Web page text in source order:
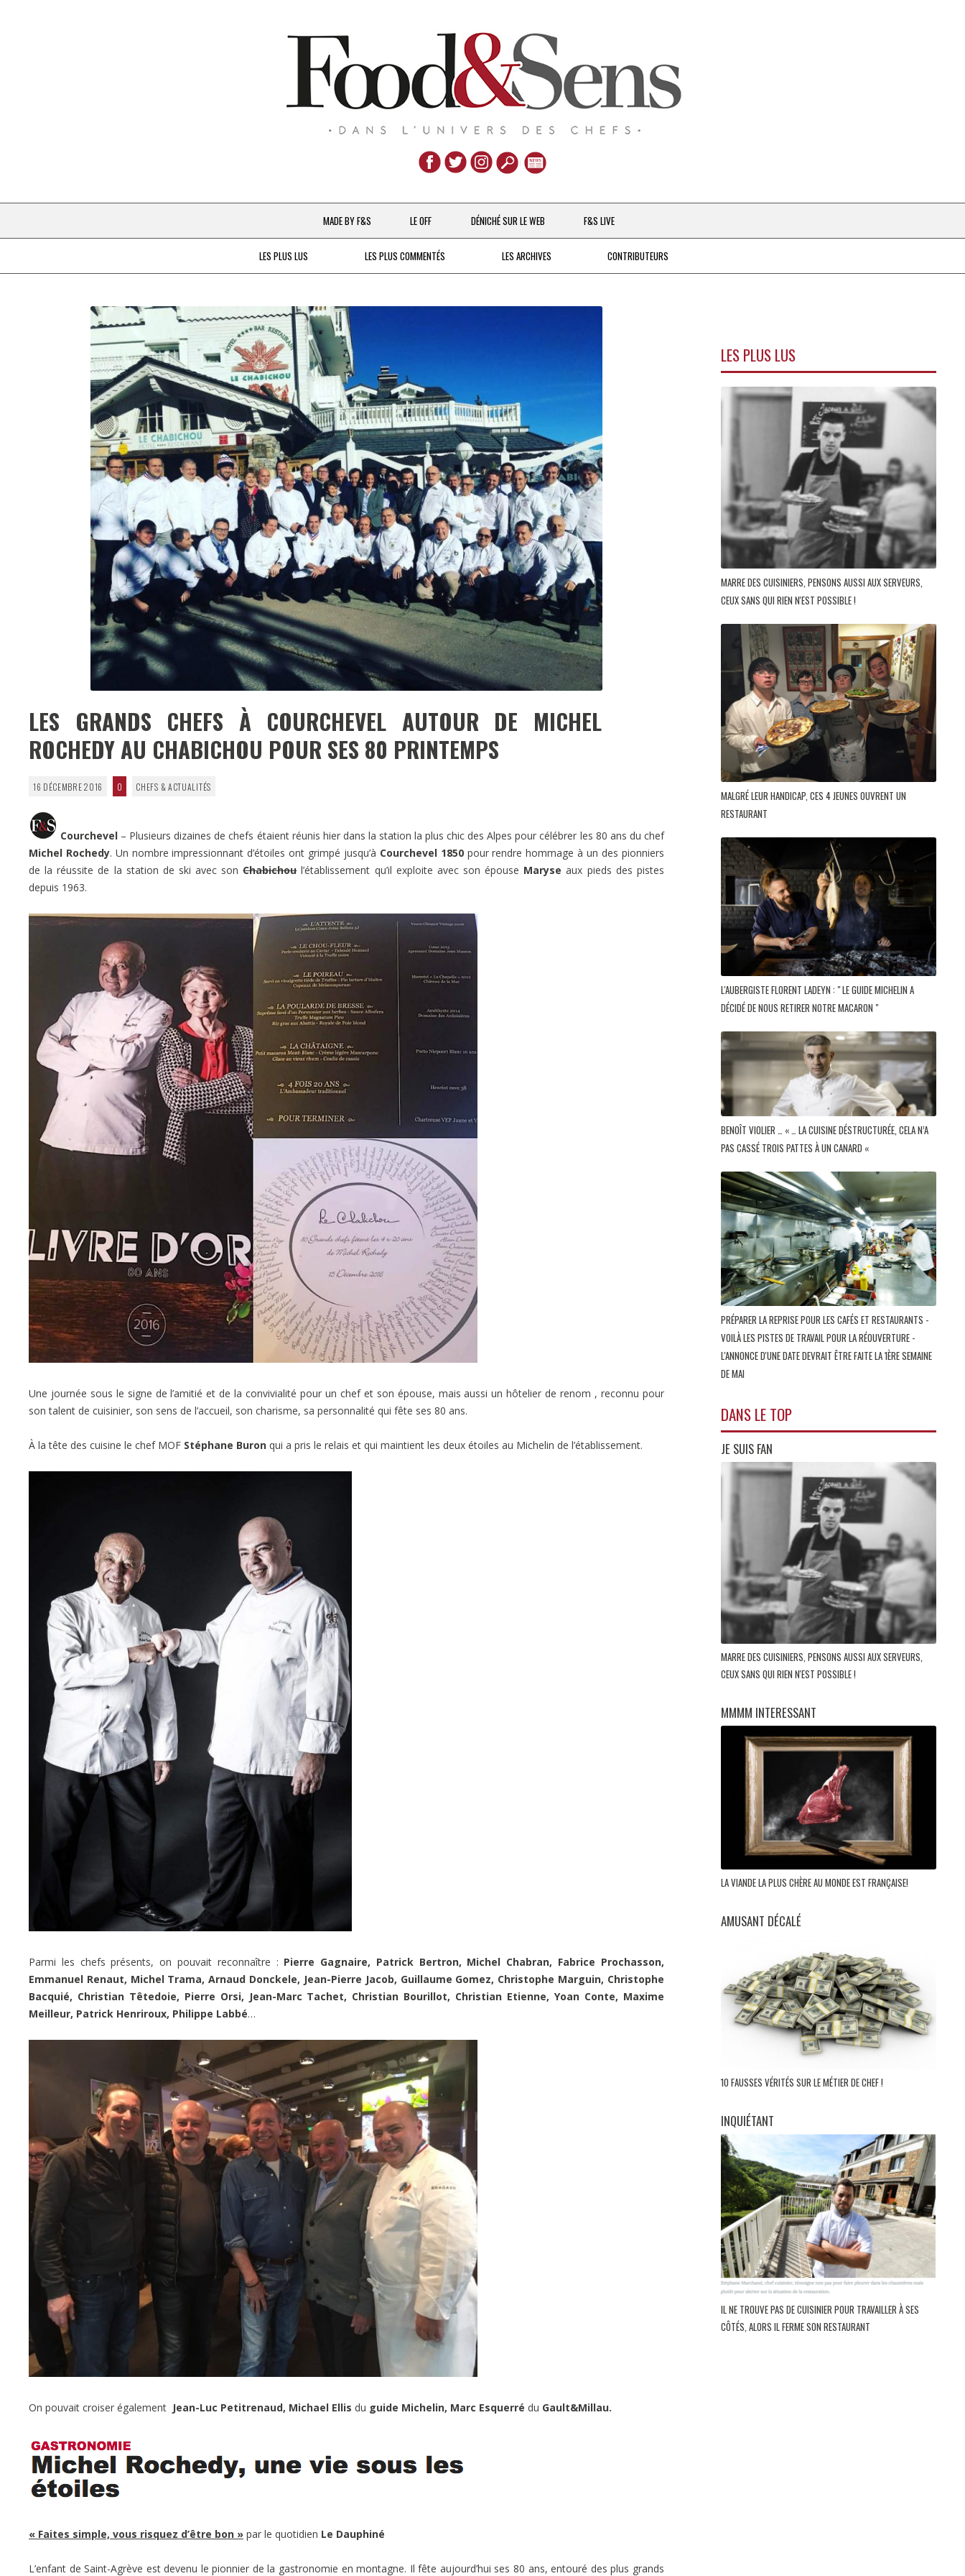
Aller
au
contenu
MADE BY F&S
CHEFS & ACTUALITÉS
V…DE VOYAGE
LE OFF DÉNICHÉ SUR LE WEB F&S LIVE
LES PLUS LUS LES PLUS COMMENTÉS LES ARCHIVES CONTRIBUTEURS
LES GRANDS CHEFS À COURCHEVEL AUTOUR DE MICHEL
ROCHEDY AU CHABICHOU POUR SES 80 PRINTEMPS
16 DÉCEMBRE 2016 0 CHEFS & ACTUALITÉS
Courchevel – Plusieurs dizaines de chefs étaient réunis hier dans la station la plus chic des Alpes pour célébrer les 80 ans du chef
Michel Rochedy. Un nombre impressionnant d’étoiles ont grimpé jusqu’à Courchevel 1850pour rendre hommage à un des pionniers
de la réussite de la station de ski avec sonChabichoul’établissement qu’il exploite avec son épouse Maryse aux pieds des pistes
depuis 1963.
Une journée sous le signe de l’amitié et de la convivialité pour un chef et son épouse, mais aussi un hôtelier de renom , reconnu pour
son talent de cuisinier, son sens de l’accueil, son charisme, sa personnalité qui fête ses 80 ans.
À la tête des cuisine le chef MOF Stéphane Buron qui a pris le relais et qui maintient les deux étoiles au Michelin de l’établissement.
Parmi les chefs présents, on pouvait reconnaître : Pierre Gagnaire, Patrick Bertron, Michel Chabran, Fabrice Prochasson,
Emmanuel Renaut, Michel Trama, Arnaud Donckele, Jean-Pierre Jacob, Guillaume Gomez, Christophe Marguin, Christophe
Bacquié, Christian Têtedoie, Pierre Orsi, Jean-Marc Tachet, Christian Bourillot, Christian Etienne, Yoan Conte, Maxime
Meilleur, Patrick Henriroux, Philippe Labbé…
On pouvait croiser également Jean-Luc Petitrenaud, Michael Ellis du guide Michelin, Marc Esquerré du Gault&Millau.
« Faites simple, vous risquez d’être bon » par le quotidien Le Dauphiné
L’enfant de Saint-Agrève est devenu le pionnier de la gastronomie en montagne. Il fête aujourd’hui ses 80 ans, entouré des plus grands
LES PLUS LUS
MARRE DES CUISINIERS, PENSONS AUSSI AUX SERVEURS,
CEUX SANS QUI RIEN N'EST POSSIBLE !
MALGRÉ LEUR HANDICAP, CES 4 JEUNES OUVRENT UN
RESTAURANT
L'AUBERGISTE FLORENT LADEYN : " LE GUIDE MICHELIN A
DÉCIDÉ DE NOUS RETIRER NOTRE MACARON "
BENOÎT VIOLIER … « … LA CUISINE DÉSTRUCTURÉE, CELA N’A
PAS CASSÉ TROIS PATTES À UN CANARD «
PRÉPARER LA REPRISE POUR LES CAFÉS ET RESTAURANTS -
VOILÀ LES PISTES DE TRAVAIL POUR LA RÉOUVERTURE -
L'ANNONCE D'UNE DATE DEVRAIT ÊTRE FAITE LA 1ÈRE SEMAINE
DE MAI
DANS LE TOP
JE SUIS FAN
MARRE DES CUISINIERS, PENSONS AUSSI AUX SERVEURS,
CEUX SANS QUI RIEN N'EST POSSIBLE !
MMMM INTERESSANT
LA VIANDE LA PLUS CHÈRE AU MONDE EST FRANÇAISE!
AMUSANT DÉCALÉ
10 FAUSSES VÉRITÉS SUR LE MÉTIER DE CHEF !
INQUIÉTANT
IL NE TROUVE PAS DE CUISINIER POUR TRAVAILLER À SES
CÔTÉS, ALORS IL FERME SON RESTAURANT